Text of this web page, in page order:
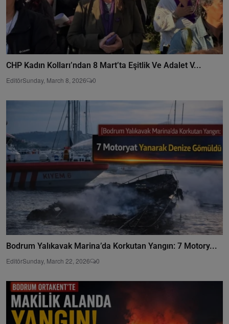
CHP Kadın Kolları’ndan 8 Mart’ta Eşitlik Ve Adalet V...
EditörSunday, March 8, 2026 0
Bodrum Yalıkavak Marina’da Korkutan Yangın: 7 Motory...
EditörSunday, March 22, 2026 0